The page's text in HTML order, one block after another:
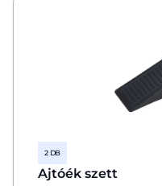
2 DB
Ajtóék szett